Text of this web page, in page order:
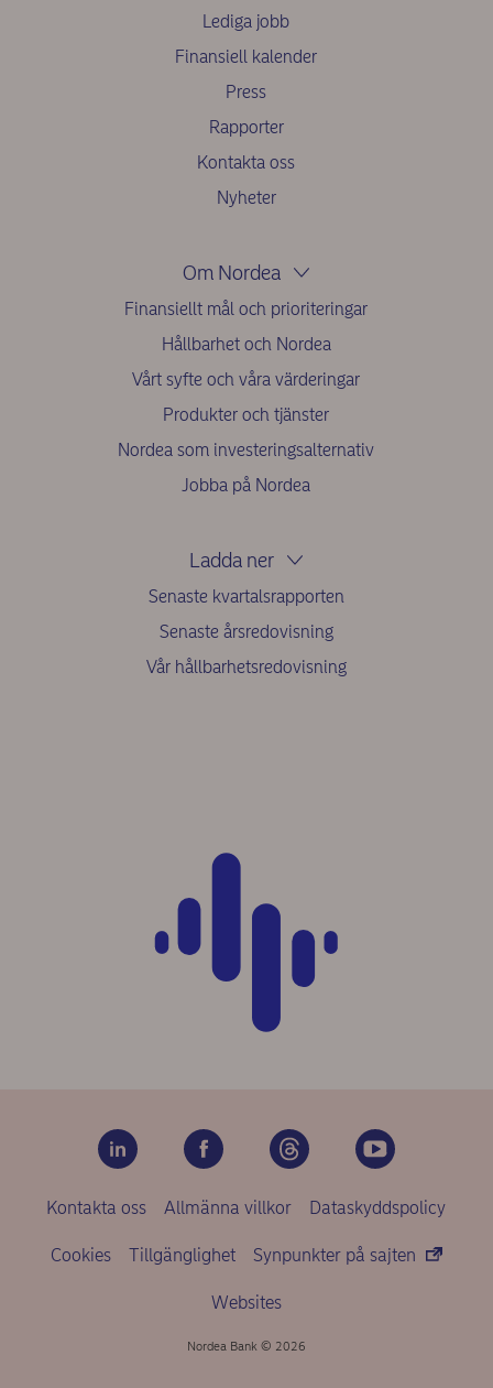
Lediga jobb
Finansiell kalender
Press
Rapporter
Kontakta oss
Nyheter
Om Nordea
Finansiellt mål och prioriteringar
Hållbarhet och Nordea
Vårt syfte och våra värderingar
Produkter och tjänster
Nordea som investeringsalternativ
Jobba på Nordea
Ladda ner
Senaste kvartalsrapporten
Senaste årsredovisning
Vår hållbarhetsredovisning
Kontakta oss Allmänna villkor Dataskyddspolicy
Cookies Tillgänglighet Synpunkter på sajten
Websites
Nordea Bank © 2026